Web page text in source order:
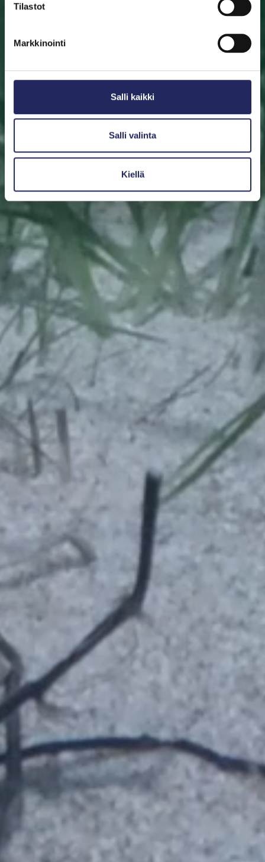
Tilastot
Markkinointi
Salli kaikki
Salli valinta
Kiellä
Valitse pala Etsi pelastettu pala